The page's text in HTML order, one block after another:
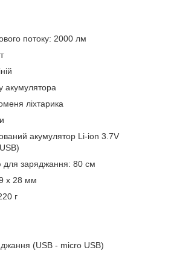
потоку: 2000 лм
акумулятора
ліхтарика
акумулятор Li-ion 3.7V
для заряджання: 80 см
х 28 мм
г
(USB - micro USB)